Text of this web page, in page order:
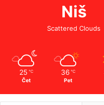
Niš
Scattered Clouds
25 ℃
Čet
36 ℃
Pet